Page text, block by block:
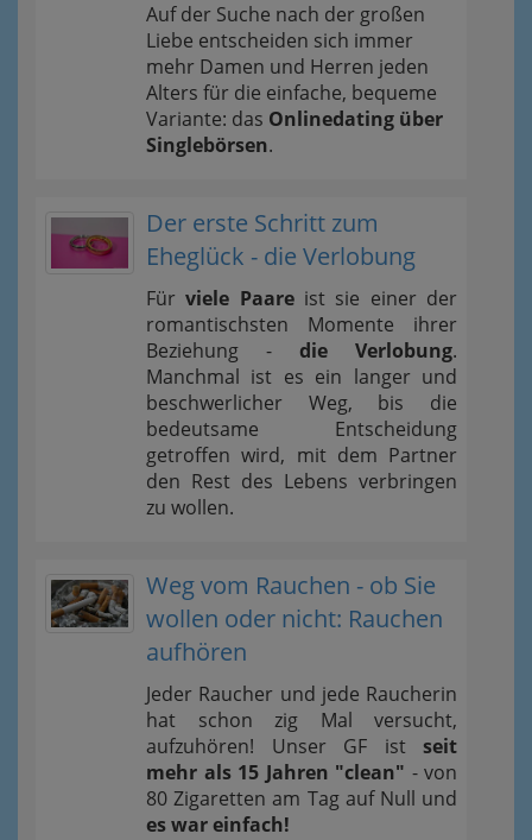
Auf der Suche nach der großen
Liebe entscheiden sich immer
mehr Damen und Herren jeden
Alters für die einfache, bequeme
Variante: das Onlinedating über
Singlebörsen.
Der erste Schritt zum
Eheglück - die Verlobung
Fürviele Paareist sie einer der
romantischsten Momente ihrer
Beziehung - die Verlobung.
Manchmal ist es ein langer und
beschwerlicher Weg, bis die
bedeutsame Entscheidung
getroffen wird, mit dem Partner
den Rest des Lebens verbringen
zu wollen.
Weg vom Rauchen - ob Sie
wollen oder nicht: Rauchen
aufhören
Jeder Raucher und jede Raucherin
hat schon zig Mal versucht,
aufzuhören! Unser GF ist seit
mehr als 15 Jahren "clean" - von
80 Zigaretten am Tag auf Null und
es war einfach!